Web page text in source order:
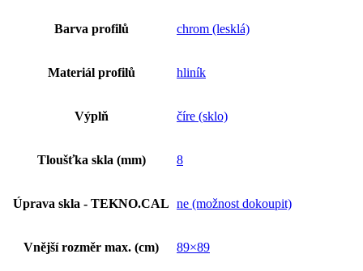
Barva profilů chrom (lesklá)
Materiál profilů hliník
Výplň číre (sklo)
Tloušťka skla (mm) 8
Úprava skla - TEKNO.CAL ne (možnost dokoupit)
Vnější rozměr max. (cm) 89×89